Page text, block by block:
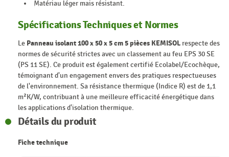
Matériau léger mais résistant.
Spécifications Techniques et Normes
Le Panneau isolant 100 x 50 x 5 cm 5 pièces KEMISOLrespecte des
normes de sécurité strictes avec un classement au feu EPS 30 SE
(PS 11 SE). Ce produit est également certifié Ecolabel/Ecochèque,
témoignant d'un engagement envers des pratiques respectueuses
de l'environnement. Sa résistance thermique (Indice R) est de 1,1
m²K/W, contribuant à une meilleure efficacité énergétique dans
les applications d'isolation thermique.
Détails du produit
Fiche technique